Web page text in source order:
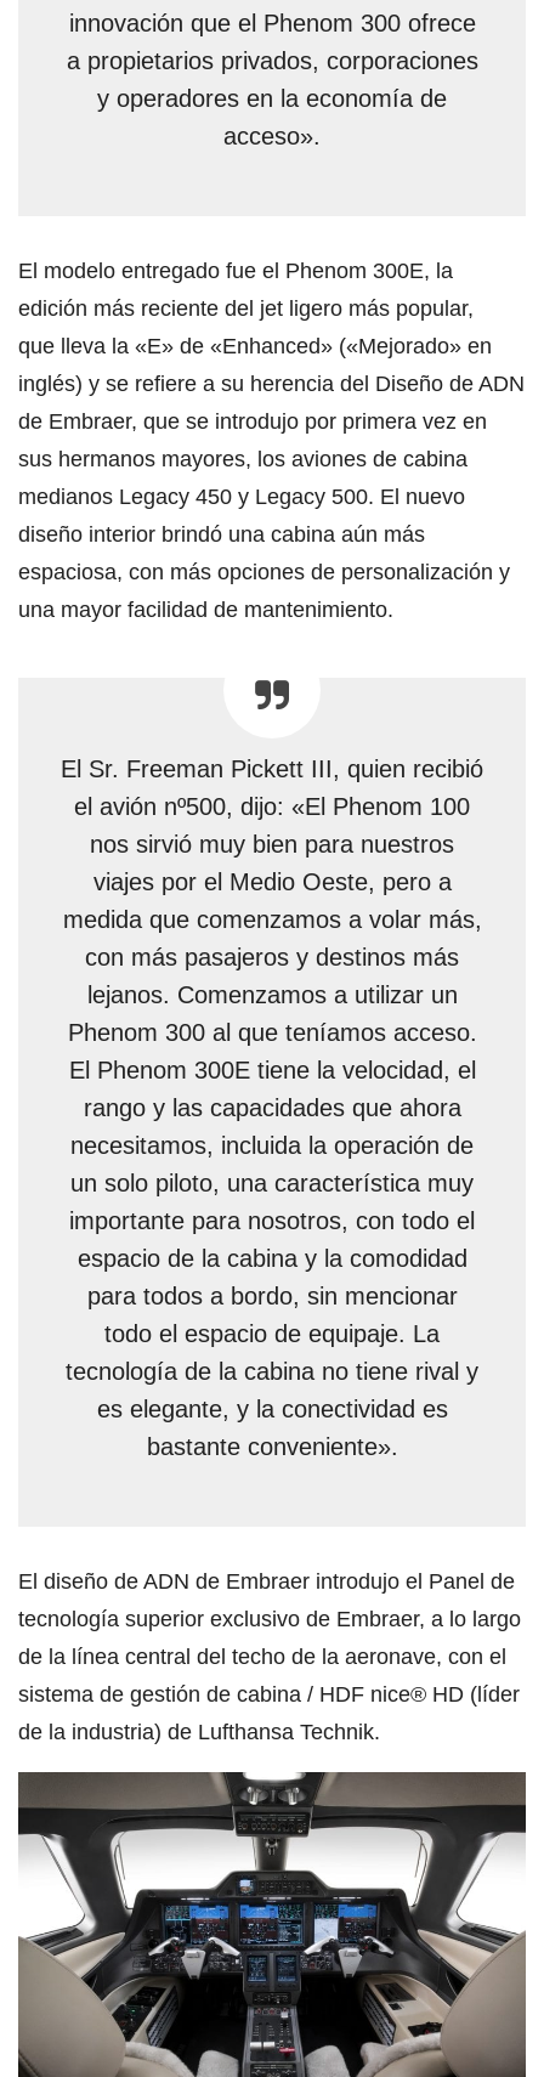
innovación que el Phenom 300 ofrece
a propietarios privados, corporaciones
y operadores en la economía de
acceso».
El modelo entregado fue el Phenom 300E, la
edición más reciente del jet ligero más popular,
que lleva la «E» de «Enhanced» («Mejorado» en
inglés) y se refiere a su herencia del Diseño de ADN
de Embraer, que se introdujo por primera vez en
sus hermanos mayores, los aviones de cabina
medianos Legacy 450 y Legacy 500. El nuevo
diseño interior brindó una cabina aún más
espaciosa, con más opciones de personalización y
una mayor facilidad de mantenimiento.
El Sr. Freeman Pickett III, quien recibió
el avión nº500, dijo: «El Phenom 100
nos sirvió muy bien para nuestros
viajes por el Medio Oeste, pero a
medida que comenzamos a volar más,
con más pasajeros y destinos más
lejanos. Comenzamos a utilizar un
Phenom 300 al que teníamos acceso.
El Phenom 300E tiene la velocidad, el
rango y las capacidades que ahora
necesitamos, incluida la operación de
un solo piloto, una característica muy
importante para nosotros, con todo el
espacio de la cabina y la comodidad
para todos a bordo, sin mencionar
todo el espacio de equipaje. La
tecnología de la cabina no tiene rival y
es elegante, y la conectividad es
bastante conveniente».
El diseño de ADN de Embraer introdujo el Panel de
tecnología superior exclusivo de Embraer, a lo largo
de la línea central del techo de la aeronave, con el
sistema de gestión de cabina / HDF nice® HD (líder
de la industria) de Lufthansa Technik.